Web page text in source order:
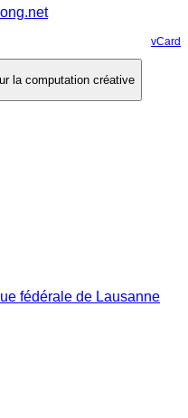
vCard
la computation créative